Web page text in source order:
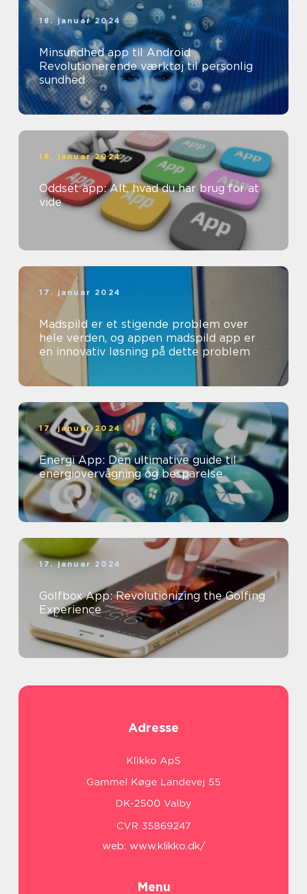
18. januar 2024
Minsundhed app til Android
Revolutionerende værktøj til personlig
sundhed
18. januar 2024
Oddset app: Alt, hvad du har brug for at
vide
17. januar 2024
Madspild er et stigende problem over
hele verden, og appen madspild app er
en innovativ løsning på dette problem
17. januar 2024
Energi App: Den ultimative guide til
energiovervågning og besparelse
17. januar 2024
Golfbox App: Revolutionizing the Golfing
Experience
Adresse
web: www.klikko.dk/
Menu